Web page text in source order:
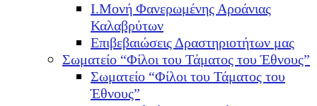
Ι.Μονή Φανερωμένης Αροάνιας
Καλαβρύτων
Επιβεβαιώσεις Δραστηριοτήτων μας
Σωματείο “Φίλοι του Τάματος του Έθνους”
Σωματείο “Φίλοι του Τάματος του
Έθνους”